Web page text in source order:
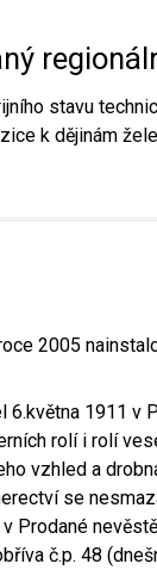
stavu
k dějinám
2005
6.května 1911
rolí i rolí
vzhled a
se
Prodané
č.p. 48